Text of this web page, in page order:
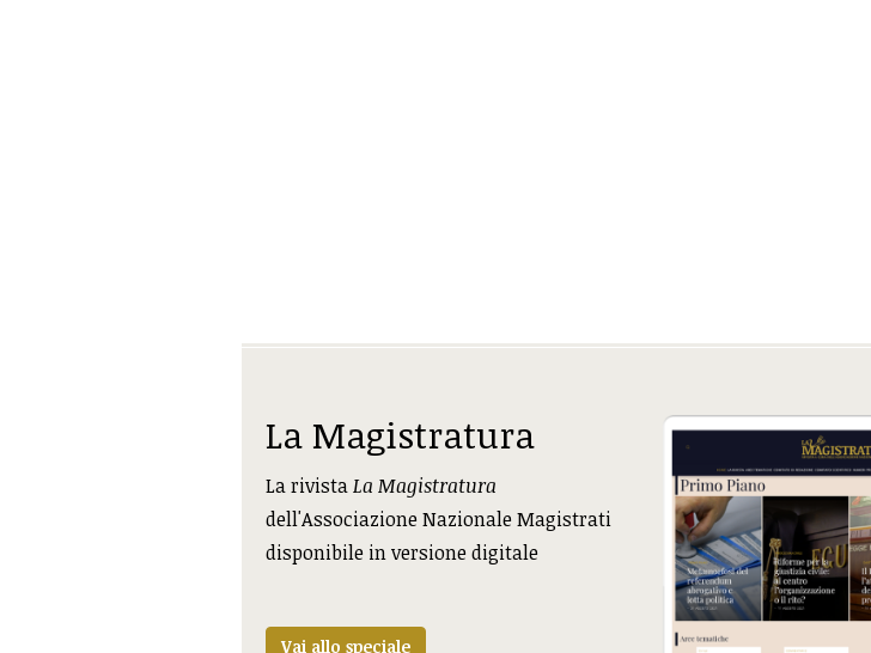
La Magistratura
La rivistaLa Magistratura
dell'Associazione Nazionale Magistrati
disponibile in versione digitale
Vai allo speciale